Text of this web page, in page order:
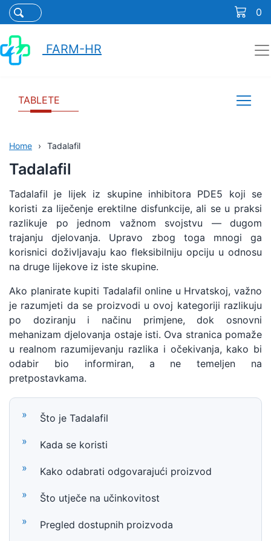
0
FARM-HR
TABLETE
Home Tadalafil
Tadalafil
Tadalafil je lijek iz skupine inhibitora PDE5 koji se
koristi za liječenje erektilne disfunkcije, ali se u praksi
razlikuje po jednom važnom svojstvu — dugom
trajanju djelovanja. Upravo zbog toga mnogi ga
korisnici doživljavaju kao fleksibilniju opciju u odnosu
na druge lijekove iz iste skupine.
Ako planirate kupiti Tadalafil online u Hrvatskoj, važno
je razumjeti da se proizvodi u ovoj kategoriji razlikuju
po doziranju i načinu primjene, dok osnovni
mehanizam djelovanja ostaje isti. Ova stranica pomaže
u realnom razumijevanju razlika i očekivanja, kako bi
odabir bio informiran, a ne temeljen na
pretpostavkama.
Što je Tadalafil
Kada se koristi
Kako odabrati odgovarajući proizvod
Što utječe na učinkovitost
Pregled dostupnih proizvoda